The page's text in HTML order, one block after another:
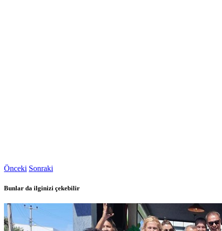
Önceki Sonraki
Bunlar da ilginizi çekebilir